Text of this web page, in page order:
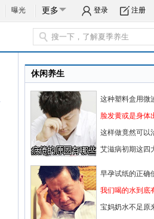
曝光 更多 登录 注册
休闲养生
这种塑料盒用微
脸发黄或是身体
这样做竟然可以
艾滋病初期这四
早孕试纸的正确
我们喝的水到底
宝妈奶水不足原